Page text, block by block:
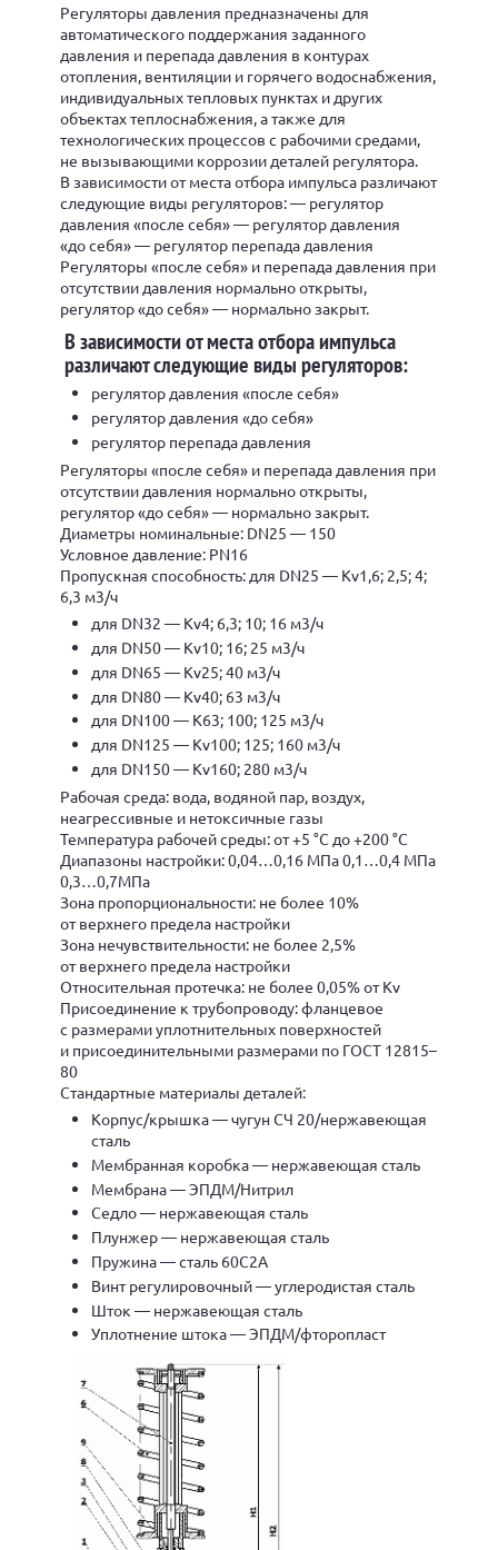
Регуляторы давления предназначены для
автоматического поддержания заданного
давления и перепада давления в контурах
отопления, вентиляции и горячего водоснабжения,
индивидуальных тепловых пунктах и других
объектах теплоснабжения, а также для
технологических процессов с рабочими средами,
не вызывающими коррозии деталей регулятора.
В зависимости от места отбора импульса различают
следующие виды регуляторов: — регулятор
давления «после себя» — регулятор давления
«до себя» — регулятор перепада давления
Регуляторы «после себя» и перепада давления при
отсутствии давления нормально открыты,
регулятор «до себя» — нормально закрыт.
В зависимости от места отбора импульса
различают следующие виды регуляторов:
регулятор давления «после себя»
регулятор давления «до себя»
регулятор перепада давления
Регуляторы «после себя» и перепада давления при
отсутствии давления нормально открыты,
регулятор «до себя» — нормально закрыт.
Диаметры номинальные: DN25 — 150
Условное давление: PN16
Пропускная способность: для DN25 — Kv1,6; 2,5; 4;
6,3 м3/ч
для DN32 — Kv4; 6,3; 10; 16 м3/ч
для DN50 — Kv10; 16; 25 м3/ч
для DN65 — Kv25; 40 м3/ч
для DN80 — Kv40; 63 м3/ч
для DN100 — K63; 100; 125 м3/ч
для DN125 — Kv100; 125; 160 м3/ч
для DN150 — Kv160; 280 м3/ч
Рабочая среда: вода, водяной пар, воздух,
неагрессивные и нетоксичные газы
Температура рабочей среды: от +5 °С до +200 °С
Диапазоны настройки: 0,04…0,16 МПа 0,1…0,4 МПа
0,3…0,7МПа
Зона пропорциональности: не более 10%
от верхнего предела настройки
Зона нечувствительности: не более 2,5%
от верхнего предела настройки
Относительная протечка: не более 0,05% от Kv
Присоединение к трубопроводу: фланцевое
с размерами уплотнительных поверхностей
и присоединительными размерами по ГОСТ 12815–
80
Стандартные материалы деталей:
Корпус/крышка — чугун СЧ 20/нержавеющая
сталь
Мембранная коробка — нержавеющая сталь
Мембрана — ЭПДМ/Нитрил
Седло — нержавеющая сталь
Плунжер — нержавеющая сталь
Пружина — сталь 60С2А
Винт регулировочный — углеродистая сталь
Шток — нержавеющая сталь
Уплотнение штока — ЭПДМ/фторопласт